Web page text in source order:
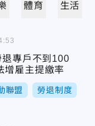
體育 生活
專戶不到100
雇主提繳率
聯盟 勞退制度